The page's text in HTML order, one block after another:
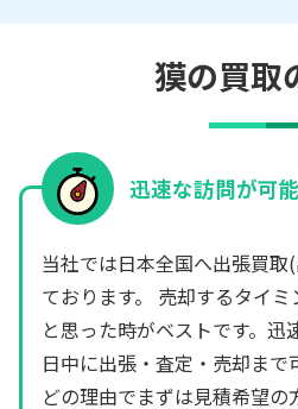
獏の買取
迅速な訪問が可
当社では日本全国へ出張買取
ております。 売却するタイミ
と思った時がベストです。迅
日中に出張・査定・売却まで
どの理由でまずは見積希望の